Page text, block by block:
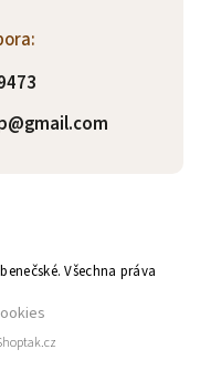
. Všechna práva